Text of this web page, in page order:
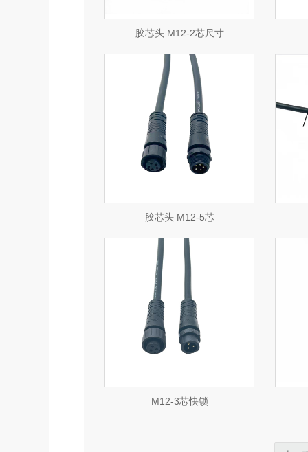
胶芯头 M12-2芯尺寸
胶芯头 M12-5芯
查看详情
立即咨询
M12-3芯快锁
查看详情
立即咨询